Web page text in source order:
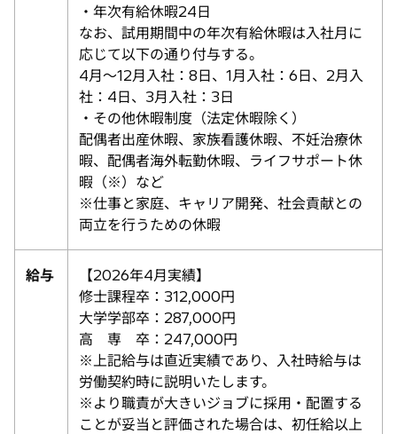
・年次有給休暇24日
なお、試用期間中の年次有給休暇は入社月に
応じて以下の通り付与する。
4月～12月入社：8日、1月入社：6日、2月入
社：4日、3月入社：3日
・その他休暇制度（法定休暇除く）
配偶者出産休暇、家族看護休暇、不妊治療休
暇、配偶者海外転勤休暇、ライフサポート休
暇（※）など
※仕事と家庭、キャリア開発、社会貢献との
両立を行うための休暇
給与
【2026年4月実績】
修士課程卒：312,000円
大学学部卒：287,000円
高 専 卒：247,000円
※上記給与は直近実績であり、入社時給与は
労働契約時に説明いたします。
※より職責が大きいジョブに採用・配置する
ことが妥当と評価された場合は、初任給以上